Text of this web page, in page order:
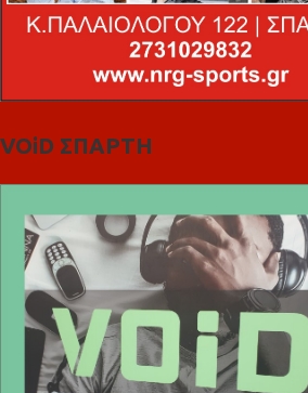
VOiD ΣΠΑΡΤΗ